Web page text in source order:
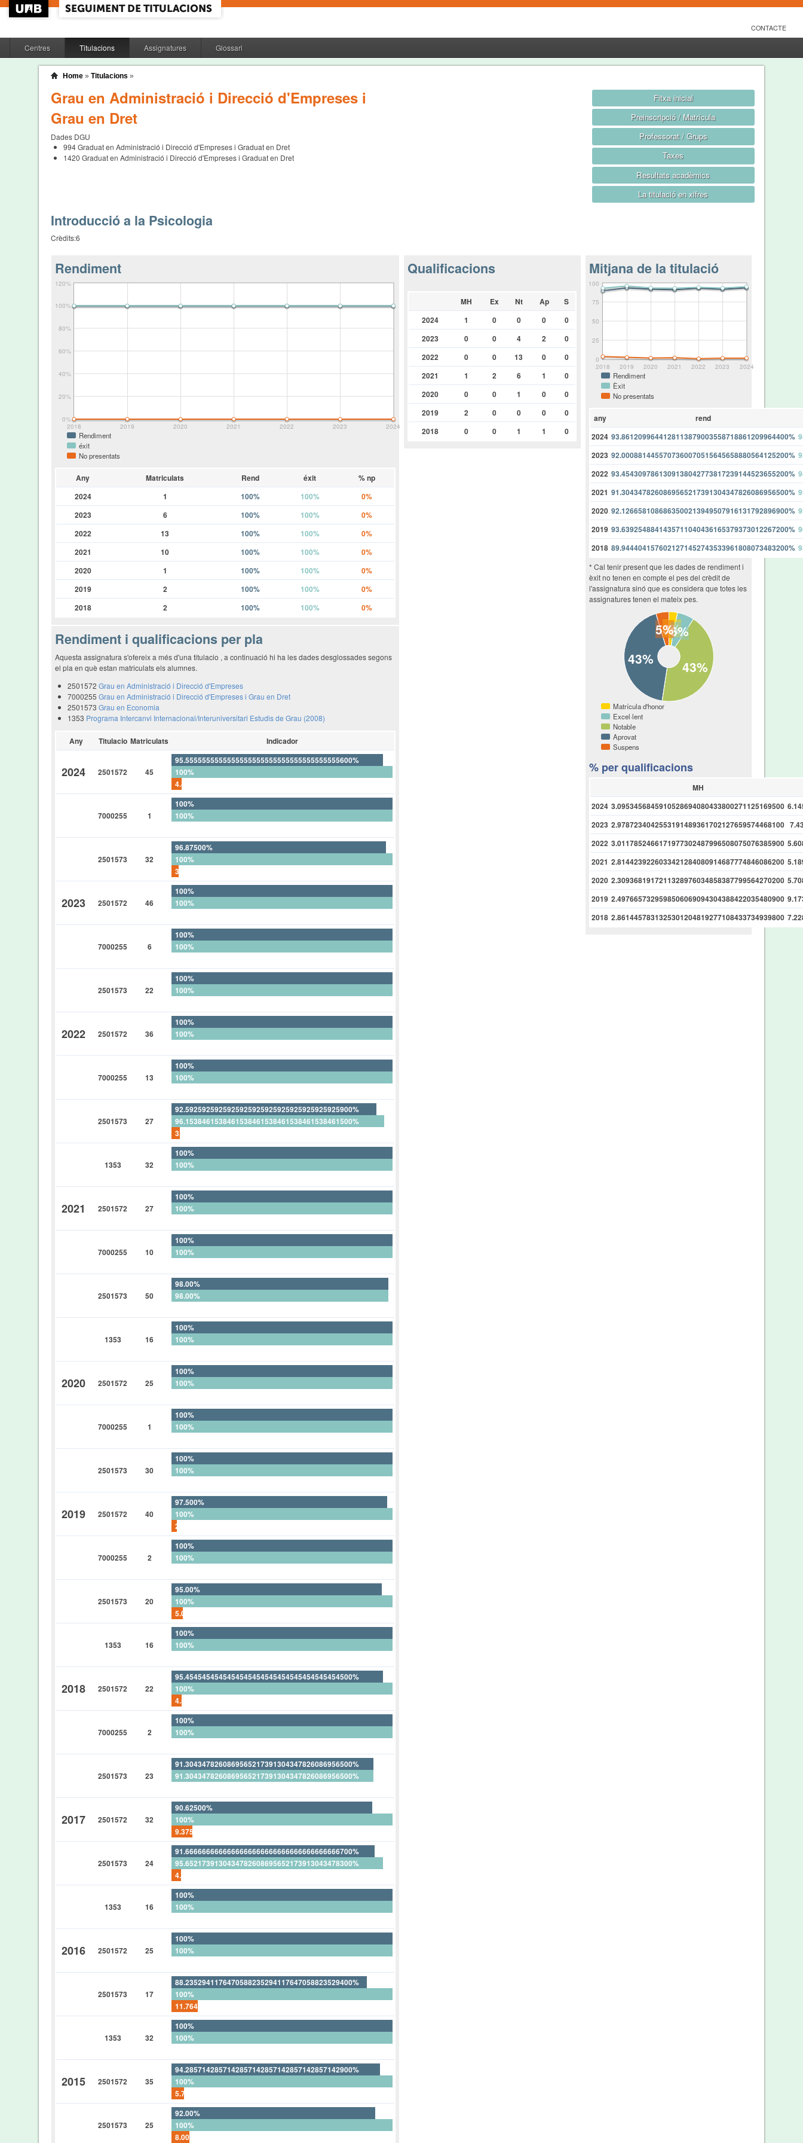
CONTACTE
Centres Titulacions Assignatures Glossari
Home» Titulacions »
Grau en Administració i Direcció d'Empreses i
Grau en Dret
Dades DGU
994Graduat en Administració i Direcció d'Empreses i Graduat en Dret
1420 Graduat en Administració i Direcció d'Empreses i Graduat en Dret
Fitxa inicial
Preinscripció / Matrícula
Professorat / Grups
Taxes
Resultats acadèmics
La titulació en xifres
Introducció a la Psicologia
Crèdits:6
Mitjana de la titulació
2018 2019 2020 2021 2022 2023 2024
0
25
50
75
100
Rendiment
Èxit
No presentats
any
rend
2024 93.8612099644128113879003558718861209964400%
2023 92.0008814455707360070515645658880564125200%
2022 93.4543097861309138042773817239144523655200%
2021 91.3043478260869565217391304347826086956500%
2020 92.1266581086863500213949507916131792896900%
2019 93.6392548841435711040436165379373012267200%
2018 89.9444041576021271452743533961808073483200%
* Cal tenir present que les dades de rendiment i
èxit no tenen en compte el pes del crèdit de
l'assignatura sinó que es considera que totes les
assignatures tenen el mateix pes.
3%
6%
43%
43%
5%
Matrícula d'honor
Excel·lent
Notable
Aprovat
Suspens
% per qualificacions
MH
2024 3.0953456845910528694080433800271125169500
2023 2.9787234042553191489361702127659574468100
2022 3.0117852466171977302487996508075076385900
2021 2.8144239226033421284080914687774846086200
2020 2.3093681917211328976034858387799564270200
2019 2.4976657329598506069094304388422035480900
2018 2.8614457831325301204819277108433734939800
Qualificacions
MH Ex Nt Ap
S
2024
1 0 0 0
0
2023
0 0 4 2
0
2022
0 0 13 0
0
2021
1 2 6 1
0
2020
0 0 1 0
0
2019
2 0 0 0
0
2018
0 0 1 1 0
Rendiment
2018 2019 2020 2021 2022 2023 2024
0%
20%
40%
60%
80%
100%
120%
Rendiment
éxit
No presentats
Any Matriculats Rend éxit
% np
2024
1 100% 100%
0%
2023
6 100% 100%
0%
2022
13 100% 100%
0%
2021
10 100% 100%
0%
2020
1 100% 100%
0%
2019
2 100% 100%
0%
2018
2 100% 100% 0%
Rendiment i qualificacions per pla
Aquesta assignatura s'ofereix a més d'una titulacio , a continuació hi ha les dades desglossades segons
el pla en què estan matriculats els alumnes.
2501572Grau en Administració i Direcció d'Empreses
7000255Grau en Administració i Direcció d'Empreses i Grau en Dret
2501573Grau en Economia
1353 Programa Intercanvi Internacional/Interuniversitari Estudis de Grau (2008)
Any Titulacio Matriculats Indicador
2024 2501572 45
95.5555555555555555555555555555555555555600%
100%
4.4444444444444444444444444444444444444400%
7000255 1
100%
100%
2501573 32
96.87500%
100%
3.12500%
2023 2501572 46
100%
100%
7000255 6
100%
100%
2501573 22
100%
100%
2022 2501572 36
100%
100%
7000255 13
100%
100%
2501573 27
92.5925925925925925925925925925925925925900%
96.1538461538461538461538461538461538461500%
3.703703703703703703703703703703703703700%
1353 32
100%
100%
2021 2501572 27
100%
100%
7000255 10
100%
100%
2501573 50
98.00%
98.00%
1353 16
100%
100%
2020 2501572 25
100%
100%
7000255 1
100%
100%
2501573 30
100%
100%
2019 2501572 40
97.500%
100%
2.500%
7000255 2
100%
100%
2501573 20
95.00%
100%
5.00%
1353 16
100%
100%
2018 2501572 22
95.4545454545454545454545454545454545454500%
100%
4.5454545454545454545454545454545454545500%
7000255 2
100%
100%
2501573 23
91.3043478260869565217391304347826086956500%
91.3043478260869565217391304347826086956500%
2017 2501572 32
90.62500%
100%
9.37500%
2501573 24
91.6666666666666666666666666666666666666700%
95.6521739130434782608695652173913043478300%
4.1666666666666666666666666666666666666700%
1353 16
100%
100%
2016 2501572 25
100%
100%
2501573 17
88.2352941176470588235294117647058823529400%
100%
11.7647058823529411764705882352941176470600%
1353 32
100%
100%
2015 2501572 35
94.2857142857142857142857142857142857142900%
100%
5.7142857142857142857142857142857142857100%
2501573 25
92.00%
100%
8.00%